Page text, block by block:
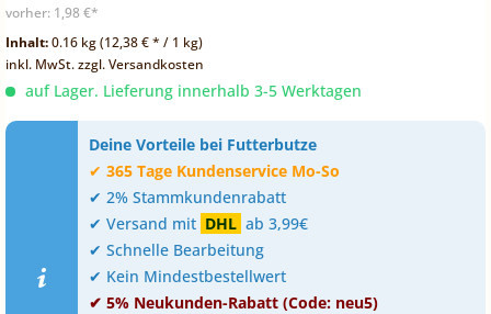
vorher: 1,98 €*
Inhalt:0.16 kg (12,38 € * / 1 kg)
inkl. MwSt.zzgl. Versandkosten
auf Lager. Lieferung innerhalb 3-5 Werktagen
Deine Vorteile bei Futterbutze
✔ 365 Tage Kundenservice Mo-So
✔ 2% Stammkundenrabatt
✔ Versand mit DHL ab 3,99€
✔ Schnelle Bearbeitung
✔ Kein Mindestbestellwert
✔ 5% Neukunden-Rabatt (Code: neu5)